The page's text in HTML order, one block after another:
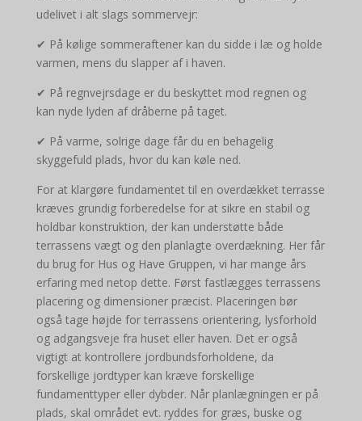
udelivet i alt slags sommervejr:
✔ På kølige sommeraftener kan du sidde i læ og holde
varmen, mens du slapper af i haven.
✔ På regnvejrsdage er du beskyttet mod regnen og
kan nyde lyden af dråberne på taget.
✔ På varme, solrige dage får du en behagelig
skyggefuld plads, hvor du kan køle ned.
For at klargøre fundamentet til en overdækket terrasse
kræves grundig forberedelse for at sikre en stabil og
holdbar konstruktion, der kan understøtte både
terrassens vægt og den planlagte overdækning. Her får
du brug for Hus og Have Gruppen, vi har mange års
erfaring med netop dette. Først fastlægges terrassens
placering og dimensioner præcist. Placeringen bør
også tage højde for terrassens orientering, lysforhold
og adgangsveje fra huset eller haven. Det er også
vigtigt at kontrollere jordbundsforholdene, da
forskellige jordtyper kan kræve forskellige
fundamenttyper eller dybder. Når planlægningen er på
plads, skal området evt. ryddes for græs, buske og